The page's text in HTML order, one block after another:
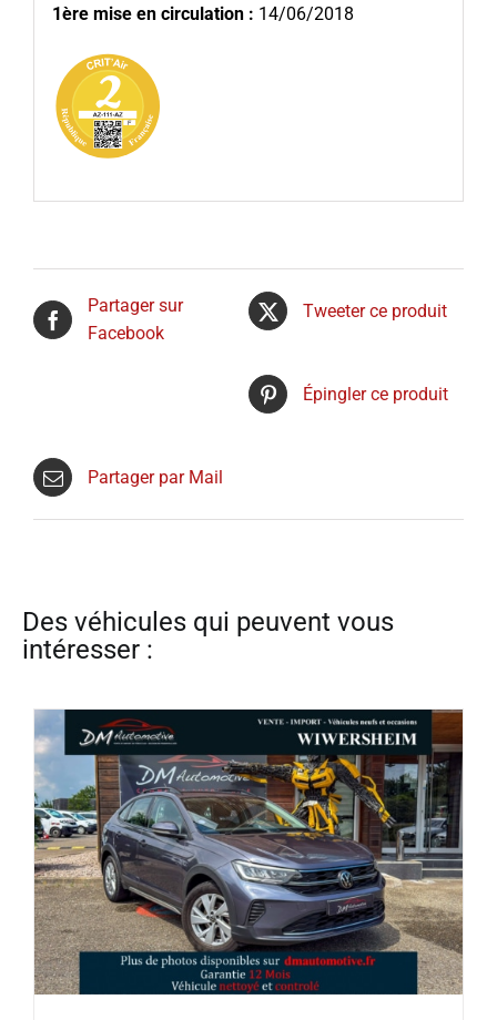
1ère mise en circulation : 14/06/2018
Partager sur
Facebook
Tweeter ce produit
Épingler ce produit
Partager par Mail